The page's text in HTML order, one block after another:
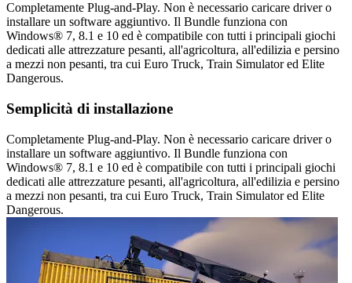
Completamente Plug-and-Play. Non è necessario caricare driver o
installare un software aggiuntivo. Il Bundle funziona con
Windows® 7, 8.1 e 10 ed è compatibile con tutti i principali giochi
dedicati alle attrezzature pesanti, all'agricoltura, all'edilizia e persino
a mezzi non pesanti, tra cui Euro Truck, Train Simulator ed Elite
Dangerous.
Semplicità di installazione
Completamente Plug-and-Play. Non è necessario caricare driver o
installare un software aggiuntivo. Il Bundle funziona con
Windows® 7, 8.1 e 10 ed è compatibile con tutti i principali giochi
dedicati alle attrezzature pesanti, all'agricoltura, all'edilizia e persino
a mezzi non pesanti, tra cui Euro Truck, Train Simulator ed Elite
Dangerous.